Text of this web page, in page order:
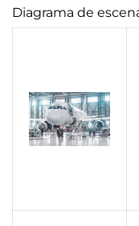
Diagrama de